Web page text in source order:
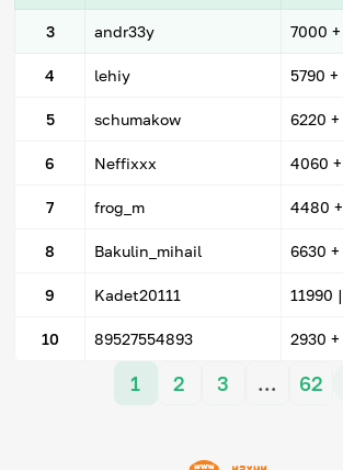
3 andr33y 7000
4 lehiy 5790 +
5 schumakow 6220 +
6 Neffixxx 4060
7 frog_m 4480
8 Bakulin_mihail 6630
9 Kadet20111 11990 |
10 89527554893 2930
1 2 3 … 62